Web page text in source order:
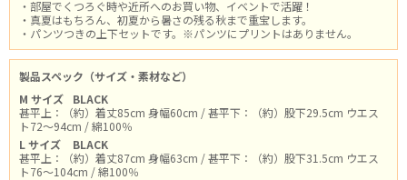
・部屋でくつろぐ時や近所へのお買い物、イベントで活躍！
・真夏はもちろん、初夏から暑さの残る秋まで重宝します。
・パンツつきの上下セットです。※パンツにプリントはありません。
製品スペック（サイズ・素材など）
M サイズ
BLACK
甚平上：（約）着丈85cm 身幅60cm / 甚平下：（約）股下29.5cm ウエス
ト72～94cm / 綿100％
L サイズ
BLACK
甚平上：（約）着丈87cm 身幅63cm / 甚平下：（約）股下31.5cm ウエス
ト76～104cm / 綿100％